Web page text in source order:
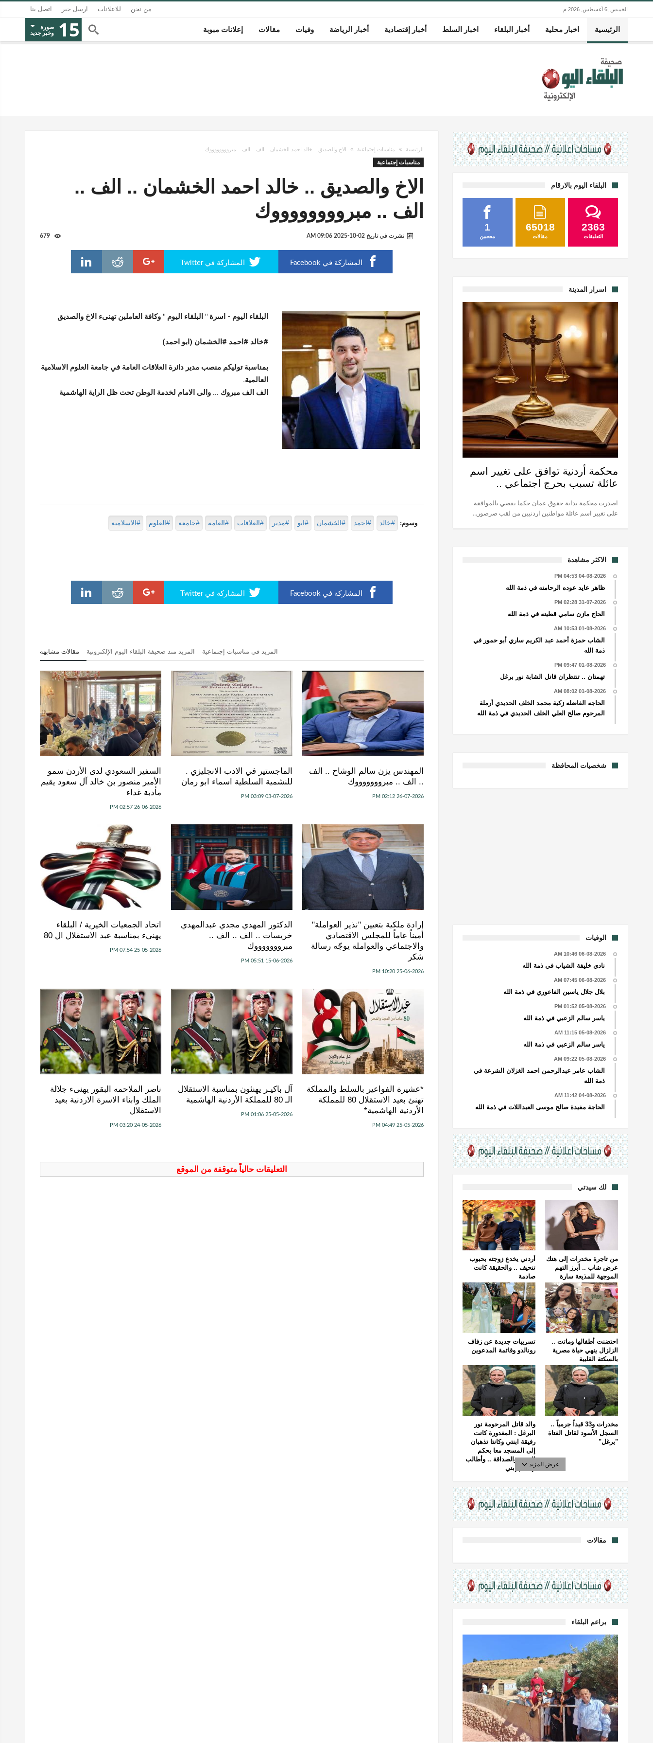
الخميس ,6 أغسطس, 2026 م من نحن للاعلانات ارسل خبر اتصل بنا
الرئيسية اخبار محلية أخبار البلقاء اخبار السلط أخبار إقتصادية أخبار الرياضة وفيات مقالات إعلانات مبوبة 15 صورة
وخبر جديد
الرئيسية مناسبات إجتماعية الاخ والصديق .. خالد احمد الخشمان .. الف .. الف .. مبرووووووووك
مناسبات إجتماعية
الاخ والصديق .. خالد احمد الخشمان .. الف ..
الف .. مبرووووووووك
نشرت في تاريخ 02-10-2025 09:06 AM
المشاركة في Facebook المشاركة في Twitter
البلقاء اليوم - اسرة " البلقاء اليوم " وكافة العاملين تهنىء الاخ والصديق
#خالد #احمد #الخشمان (ابو احمد)
بمناسبة توليكم منصب مدير دائرة العلاقات العامة في جامعة العلوم الاسلامية
العالمية.
الف الف مبروك ... والى الامام لخدمة الوطن تحت ظل الراية الهاشمية
وسوم: #خالد #احمد #الخشمان #ابو #مدير #العلاقات #العامة #جامعة #العلوم #الاسلامية
المشاركة في Facebook المشاركة في Twitter
مقالات مشابهه المزيد منذ صحيفة البلقاء اليوم الإلكترونية المزيد في مناسبات إجتماعية
المهندس يزن سالم الوشاح .. الف
.. الف .. مبروووووووك
26-07-2026 02:12 PM
الماجستير في الادب الانجليزي .
للنشمية السلطية اسماء ابو رمان
03-07-2026 03:09 PM
السفير السعودي لدى الأردن سمو
الأمير منصور بن خالد آل سعود يقيم
مأدبة غداء
26-06-2026 02:57 PM
إرادة ملكية بتعيين "نذير العواملة"
أميناً عاماً للمجلس الاقتصادي
والاجتماعي والعواملة يوجّه رسالة
شكر
25-06-2026 10:20 PM
الدكتور المهدي مجدي عبدالمهدي
خريسات .. الف .. الف ..
مبروووووووك
15-06-2026 05:51 PM
اتحاد الجمعيات الخيرية / البلقاء
يهنىء بمناسبة عبد الاستقلال ال 80
25-05-2026 07:54 PM
*عشيرة الفواعير بالسلط والمملكة
تهنئ بعيد الاستقلال 80 للمملكة
الأردنية الهاشمية*
25-05-2026 04:49 PM
آل باكيـر يهنئون بمناسبة الاستقلال
الـ 80 للمملكة الأردنية الهاشمية
25-05-2026 01:06 PM
ناصر الملاحمه البقور يهنىء جلالة
الملك وابناء الاسرة الاردنية بعيد
الاستقلال
24-05-2026 03:20 PM
التعليقات حالياً متوقفة من الموقع
البلقاء اليوم بالارقام
1
معجبين
65018
مقالات
2363
التعليقات
اسرار المدينة
محكمة أردنية توافق على تغيير اسم
عائلة تسبب بحرج اجتماعي ..
اصدرت محكمة بداية حقوق عمان حكما يقضي بالموافقة
على تغيير اسم عائلة مواطنين اردنيين من لقب صرصور...
الاكثر مشاهدة
04-08-2026 04:53 PM
ظاهر عايد عوده الرحامنه في ذمة الله
31-07-2026 02:28 PM
الحاج مازن سامي قطينه في ذمة الله
01-08-2026 10:53 AM
الشاب حمزة أحمد عبد الكريم ساري أبو حمور في
ذمة الله
01-08-2026 09:47 PM
تهمتان .. تنتظران قاتل الشابة نور برغل
01-08-2026 08:02 AM
الحاجه الفاضله زكية محمد الخلف الحديدي أرملة
المرحوم صالح العلي الخلف الحديدي في ذمة الله
شخصيات المحافظة
الوفيات
06-08-2026 10:46 AM
نادي خليفة الشياب في ذمة الله
06-08-2026 07:45 AM
بلال جلال ياسين الفاعوري في ذمة الله
05-08-2026 01:52 PM
ياسر سالم الزعبي في ذمة الله
05-08-2026 11:15 AM
ياسر سالم الزعبي في ذمة الله
05-08-2026 09:22 AM
الشاب عامر عبدالرحمن احمد الغزلان الشرعة في
ذمة الله
04-08-2026 11:42 AM
الحاجة مفيدة صالح موسى العبداللات في ذمة الله
لك سيدتي
أردني يخدع زوجته بحبوب
تنحيف .. والحقيقة كانت
صادمة
من تاجرة مخدرات إلى هتك
عرض شاب .. أبرز التهم
الموجهة للمذيعة سارة
خليفة
تسريبات جديدة عن زفاف
رونالدو وقائمة المدعوين
احتضنت أطفالها وماتت ..
الزلزال ينهي حياة مصرية
بالسكتة القلبية
والد قاتل المرحومة نور
البرغل : المغدورة كانت
رفيقة ابنتي وكانتا تذهبان
إلى المسجد معا بحكم
الجيرة والصداقة .. وأطالب
بإعدام إبني
مخدرات و33 قيداً جرمياً ..
السجل الأسود لقاتل الفتاة
"برغل"
عرض المزيد
مقالات
براعم البلقاء